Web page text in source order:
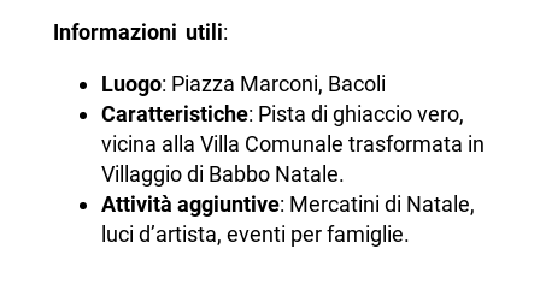
Informazioni utili:
Luogo: Piazza Marconi, Bacoli
Caratteristiche: Pista di ghiaccio vero,
vicina alla Villa Comunale trasformata in
Villaggio di Babbo Natale.
Attività aggiuntive: Mercatini di Natale,
luci d’artista, eventi per famiglie.